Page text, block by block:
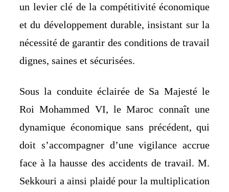
un levier clé de la compétitivité économique
et du développement durable, insistant sur la
nécessité de garantir des conditions de travail
dignes, saines et sécurisées.
Sous la conduite éclairée de Sa Majesté le
Roi Mohammed VI, le Maroc connaît une
dynamique économique sans précédent, qui
doit s’accompagner d’une vigilance accrue
face à la hausse des accidents de travail. M.
Sekkouri a ainsi plaidé pour la multiplication